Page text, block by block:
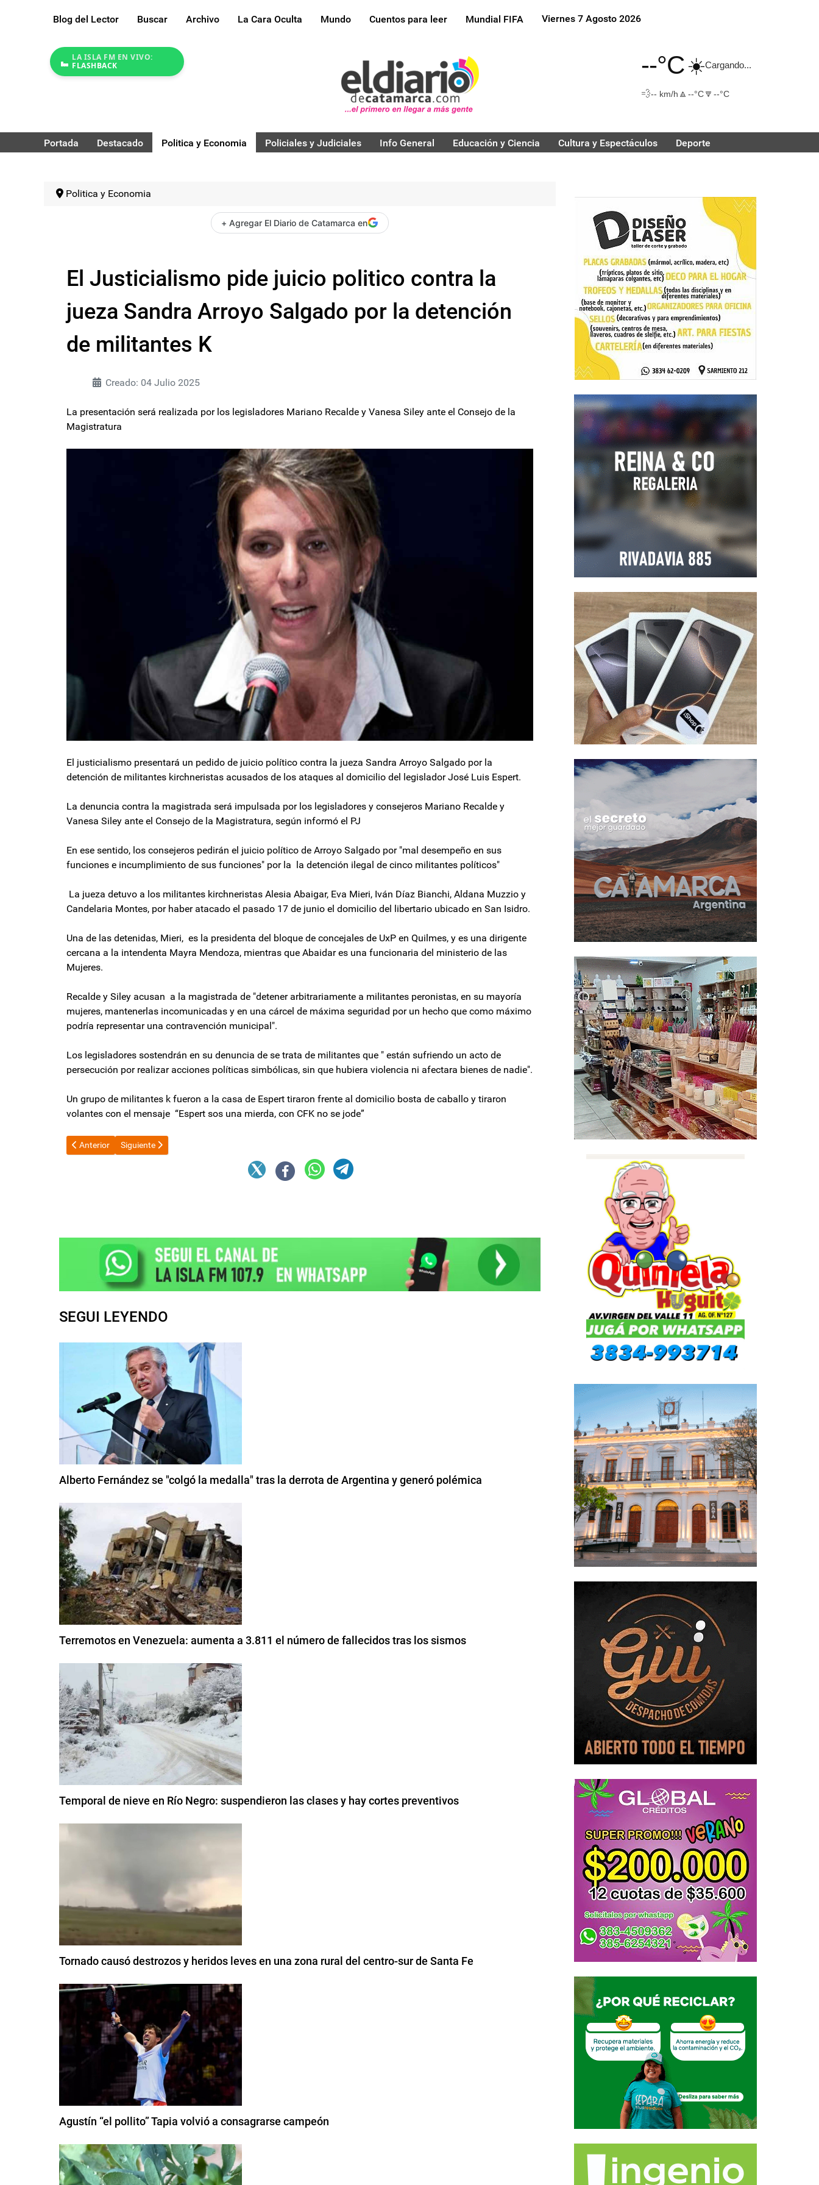
Blog del Lector Buscar Archivo La Cara Oculta Mundo Cuentos para leer Mundial FIFA Viernes 7 Agosto 2026
LA ISLA FM EN VIVO:
FLASHBACK
--°C☀️Cargando...
💨-- km/h 🔼 --°C🔽 --°C
Portada Destacado Politica y Economia Policiales y Judiciales Info General Educación y Ciencia Cultura y Espectáculos Deporte
Politica y Economia
+ Agregar El Diario de Catamarca en
El Justicialismo pide juicio politico contra la
jueza Sandra Arroyo Salgado por la detención
de militantes K
Creado: 04 Julio 2025
La presentación será realizada por los legisladores Mariano Recalde y Vanesa Siley ante el Consejo de la
Magistratura
El justicialismo presentará un pedido de juicio político contra la jueza Sandra Arroyo Salgado por la
detención de militantes kirchneristas acusados de los ataques al domicilio del legislador José Luis Espert.
La denuncia contra la magistrada será impulsada por los legisladores y consejeros Mariano Recalde y
Vanesa Siley ante el Consejo de la Magistratura, según informó el PJ
En ese sentido, los consejeros pedirán el juicio político de Arroyo Salgado por "mal desempeño en sus
funciones e incumplimiento de sus funciones" por la la detención ilegal de cinco militantes políticos"
La jueza detuvo a los militantes kirchneristas Alesia Abaigar, Eva Mieri, Iván Díaz Bianchi, Aldana Muzzio y
Candelaria Montes, por haber atacado el pasado 17 de junio el domicilio del libertario ubicado en San Isidro.
Una de las detenidas, Mieri, es la presidenta del bloque de concejales de UxP en Quilmes, y es una dirigente
cercana a la intendenta Mayra Mendoza, mientras que Abaidar es una funcionaria del ministerio de las
Mujeres.
Recalde y Siley acusan a la magistrada de "detener arbitrariamente a militantes peronistas, en su mayoría
mujeres, mantenerlas incomunicadas y en una cárcel de máxima seguridad por un hecho que como máximo
podría representar una contravención municipal".
Los legisladores sostendrán en su denuncia de se trata de militantes que " están sufriendo un acto de
persecución por realizar acciones políticas simbólicas, sin que hubiera violencia ni afectara bienes de nadie".
Un grupo de militantes k fueron a la casa de Espert tiraron frente al domicilio bosta de caballo y tiraron
volantes con el mensaje “Espert sos una mierda, con CFK no se jode”
Artículo anterior: Se terminan los superpoderes y Federico Sturzenegger prepara anuncios "bomba" de reforma del Estado
Anterior Artículo siguiente: Milei justificó sus denuncias contra periodistas: “Tienen que entender que no son especiales”
Siguiente
SEGUI LEYENDO
Alberto Fernández se "colgó la medalla" tras la derrota de Argentina y generó polémica
Terremotos en Venezuela: aumenta a 3.811 el número de fallecidos tras los sismos
Temporal de nieve en Río Negro: suspendieron las clases y hay cortes preventivos
Tornado causó destrozos y heridos leves en una zona rural del centro-sur de Santa Fe
Agustín “el pollito” Tapia volvió a consagrarse campeón